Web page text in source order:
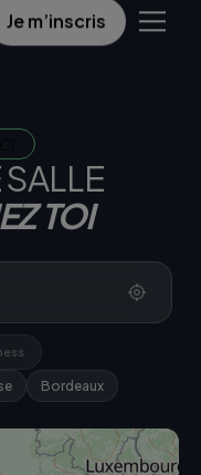
Je m’inscris
TOI
Bordeaux